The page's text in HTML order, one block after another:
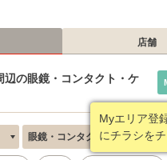
店舗
辺の眼鏡・コンタクト・ケ
Myエリア登
にチラシを
眼鏡・コンタクト・ケア用品